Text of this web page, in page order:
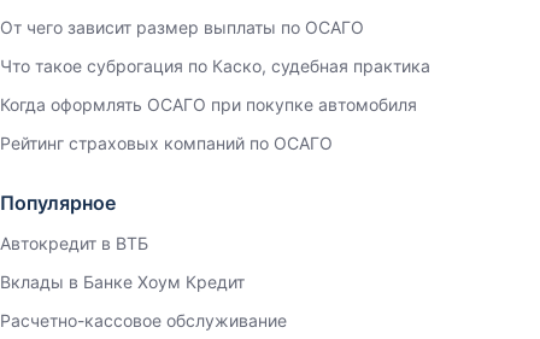
От чего зависит размер выплаты по ОСАГО
Что такое суброгация по Каско, судебная практика
Когда оформлять ОСАГО при покупке автомобиля
Рейтинг страховых компаний по ОСАГО
Популярное
Автокредит в ВТБ
Вклады в Банке Хоум Кредит
Расчетно-кассовое обслуживание